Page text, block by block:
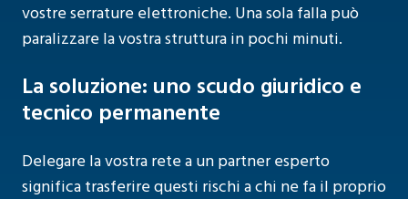
vostre serrature elettroniche. Una sola falla può
paralizzare la vostra struttura in pochi minuti.
La soluzione: uno scudo giuridico e
tecnico permanente
Delegare la vostra rete a un partner esperto
significa trasferire questi rischi a chi ne fa il proprio